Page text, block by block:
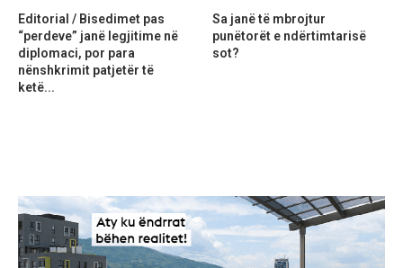
Editorial / Bisedimet pas
“perdeve” janë legjitime në
diplomaci, por para
nënshkrimit patjetër të
ketë...
Sa janë të mbrojtur
punëtorët e ndërtimtarisë
sot?